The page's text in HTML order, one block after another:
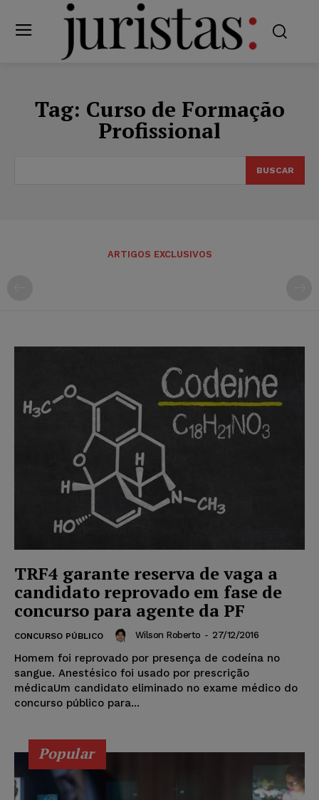
Tag: Curso de Formação
Profissional
BUSCAR
ARTIGOS EXCLUSIVOS
TRF4 garante reserva de vaga a
candidato reprovado em fase de
concurso para agente da PF
CONCURSO PÚBLICO Wilson Roberto - 27/12/2016
Homem foi reprovado por presença de codeína no
sangue. Anestésico foi usado por prescrição
médicaUm candidato eliminado no exame médico do
concurso público para...
Popular